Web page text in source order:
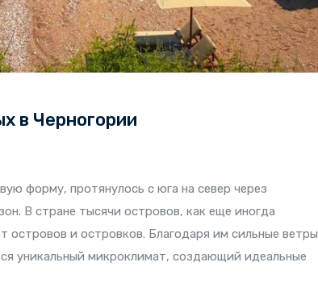
в Черногории
форму, протянулось с юга на север через
В стране тысячи островов, как еще иногда
островов и островков. Благодаря им сильные ветры
уникальный микроклимат, создающий идеальные